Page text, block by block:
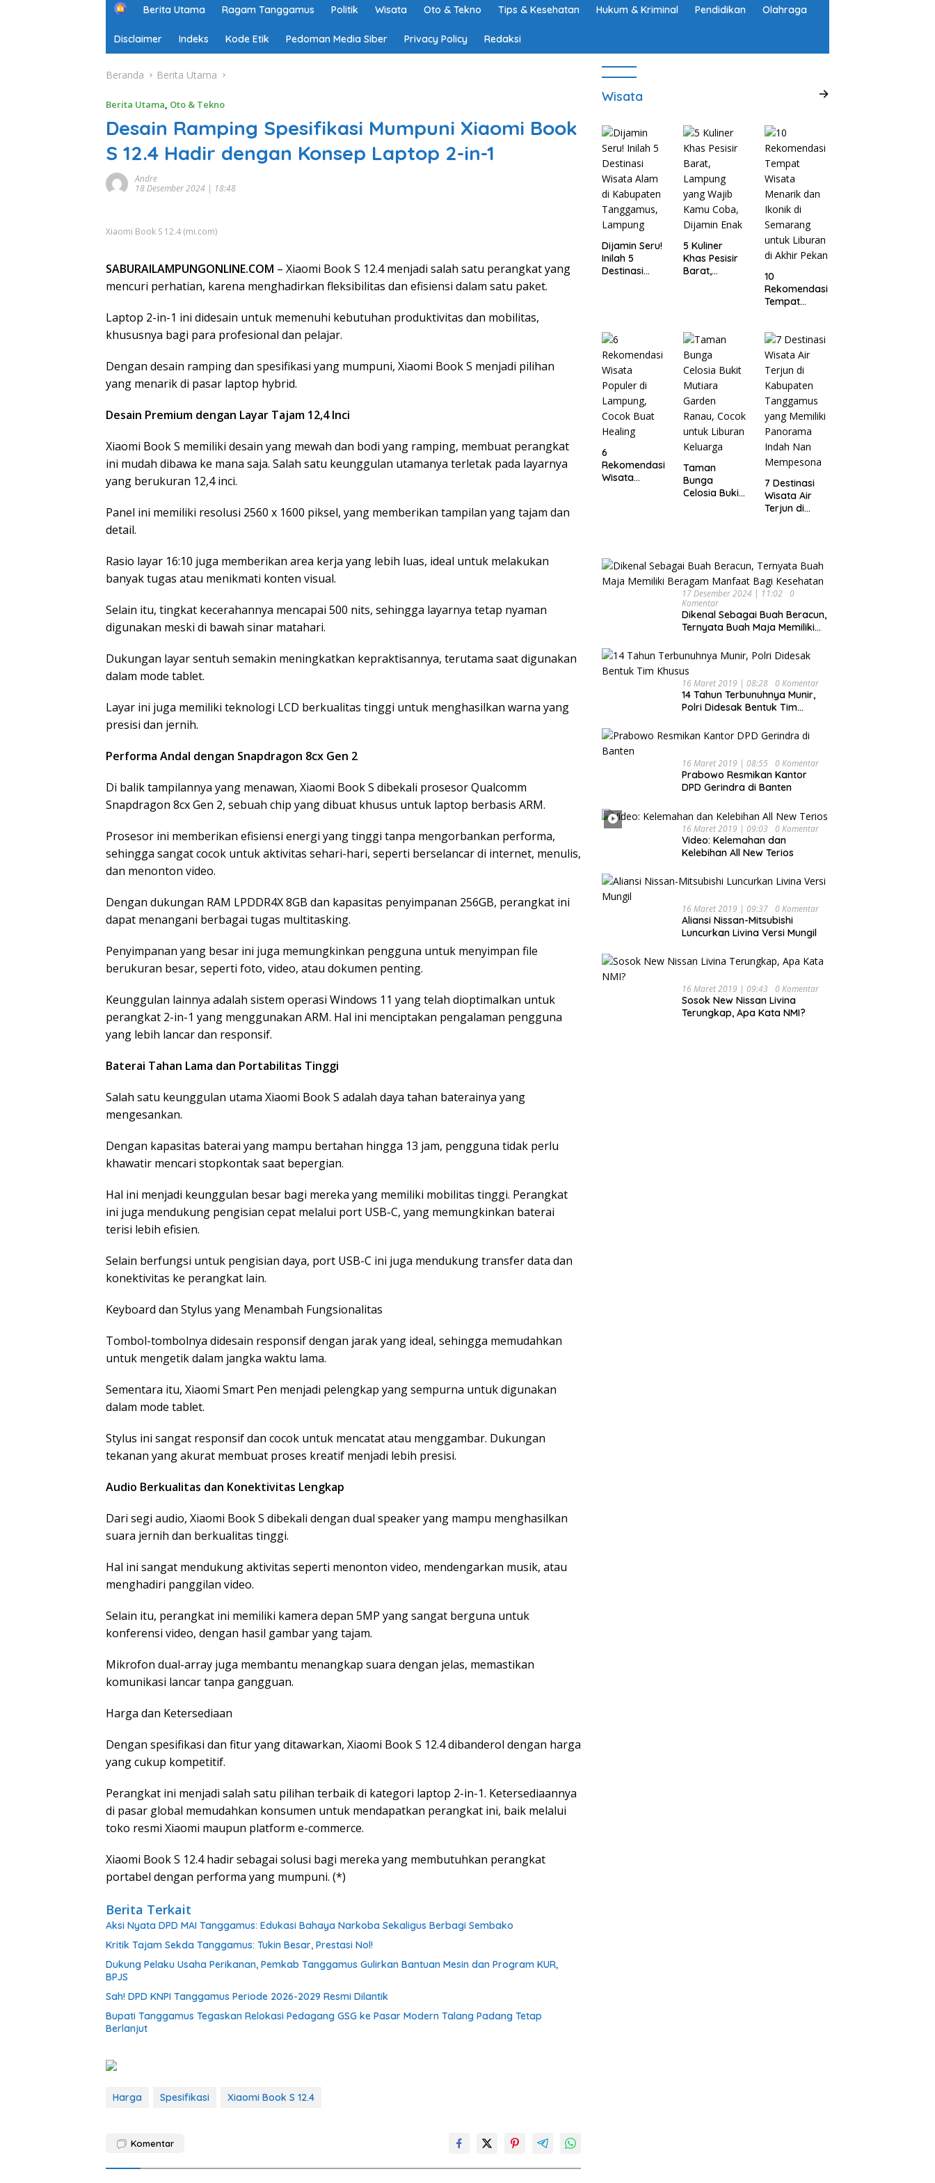
H
m
e
Berita Utama Ragam Tanggamus Politik Wisata Oto & Tekno Tips & Kesehatan Hukum & Kriminal Pendidikan Olahraga
Disclaimer Indeks Kode Etik Pedoman Media Siber Privacy Policy Redaksi
Beranda Berita Utama
Berita Utama Oto & Tekno
Desain Ramping Spesifikasi Mumpuni Xiaomi Book
S 12.4 Hadir dengan Konsep Laptop 2-in-1
Andre
18 Desember 2024 | 18:48
Xiaomi Book S 12.4 (mi.com)
SABURAILAMPUNGONLINE.COM – Xiaomi Book S 12.4 menjadi salah satu perangkat yang
mencuri perhatian, karena menghadirkan fleksibilitas dan efisiensi dalam satu paket.
Laptop 2-in-1 ini didesain untuk memenuhi kebutuhan produktivitas dan mobilitas,
khususnya bagi para profesional dan pelajar.
Dengan desain ramping dan spesifikasi yang mumpuni, Xiaomi Book S menjadi pilihan
yang menarik di pasar laptop hybrid.
Desain Premium dengan Layar Tajam 12,4 Inci
Xiaomi Book S memiliki desain yang mewah dan bodi yang ramping, membuat perangkat
ini mudah dibawa ke mana saja. Salah satu keunggulan utamanya terletak pada layarnya
yang berukuran 12,4 inci.
Panel ini memiliki resolusi 2560 x 1600 piksel, yang memberikan tampilan yang tajam dan
detail.
Rasio layar 16:10 juga memberikan area kerja yang lebih luas, ideal untuk melakukan
banyak tugas atau menikmati konten visual.
Selain itu, tingkat kecerahannya mencapai 500 nits, sehingga layarnya tetap nyaman
digunakan meski di bawah sinar matahari.
Dukungan layar sentuh semakin meningkatkan kepraktisannya, terutama saat digunakan
dalam mode tablet.
Layar ini juga memiliki teknologi LCD berkualitas tinggi untuk menghasilkan warna yang
presisi dan jernih.
Performa Andal dengan Snapdragon 8cx Gen 2
Di balik tampilannya yang menawan, Xiaomi Book S dibekali prosesor Qualcomm
Snapdragon 8cx Gen 2, sebuah chip yang dibuat khusus untuk laptop berbasis ARM.
Prosesor ini memberikan efisiensi energi yang tinggi tanpa mengorbankan performa,
sehingga sangat cocok untuk aktivitas sehari-hari, seperti berselancar di internet, menulis,
dan menonton video.
Dengan dukungan RAM LPDDR4X 8GB dan kapasitas penyimpanan 256GB, perangkat ini
dapat menangani berbagai tugas multitasking.
Penyimpanan yang besar ini juga memungkinkan pengguna untuk menyimpan file
berukuran besar, seperti foto, video, atau dokumen penting.
Keunggulan lainnya adalah sistem operasi Windows 11 yang telah dioptimalkan untuk
perangkat 2-in-1 yang menggunakan ARM. Hal ini menciptakan pengalaman pengguna
yang lebih lancar dan responsif.
Baterai Tahan Lama dan Portabilitas Tinggi
Salah satu keunggulan utama Xiaomi Book S adalah daya tahan baterainya yang
mengesankan.
Dengan kapasitas baterai yang mampu bertahan hingga 13 jam, pengguna tidak perlu
khawatir mencari stopkontak saat bepergian.
Hal ini menjadi keunggulan besar bagi mereka yang memiliki mobilitas tinggi. Perangkat
ini juga mendukung pengisian cepat melalui port USB-C, yang memungkinkan baterai
terisi lebih efisien.
Selain berfungsi untuk pengisian daya, port USB-C ini juga mendukung transfer data dan
konektivitas ke perangkat lain.
Keyboard dan Stylus yang Menambah Fungsionalitas
Tombol-tombolnya didesain responsif dengan jarak yang ideal, sehingga memudahkan
untuk mengetik dalam jangka waktu lama.
Sementara itu, Xiaomi Smart Pen menjadi pelengkap yang sempurna untuk digunakan
dalam mode tablet.
Stylus ini sangat responsif dan cocok untuk mencatat atau menggambar. Dukungan
tekanan yang akurat membuat proses kreatif menjadi lebih presisi.
Audio Berkualitas dan Konektivitas Lengkap
Dari segi audio, Xiaomi Book S dibekali dengan dual speaker yang mampu menghasilkan
suara jernih dan berkualitas tinggi.
Hal ini sangat mendukung aktivitas seperti menonton video, mendengarkan musik, atau
menghadiri panggilan video.
Selain itu, perangkat ini memiliki kamera depan 5MP yang sangat berguna untuk
konferensi video, dengan hasil gambar yang tajam.
Mikrofon dual-array juga membantu menangkap suara dengan jelas, memastikan
komunikasi lancar tanpa gangguan.
Harga dan Ketersediaan
Dengan spesifikasi dan fitur yang ditawarkan, Xiaomi Book S 12.4 dibanderol dengan harga
yang cukup kompetitif.
Perangkat ini menjadi salah satu pilihan terbaik di kategori laptop 2-in-1. Ketersediaannya
di pasar global memudahkan konsumen untuk mendapatkan perangkat ini, baik melalui
toko resmi Xiaomi maupun platform e-commerce.
Xiaomi Book S 12.4 hadir sebagai solusi bagi mereka yang membutuhkan perangkat
portabel dengan performa yang mumpuni. (*)
Berita Terkait
Aksi Nyata DPD MAI Tanggamus: Edukasi Bahaya Narkoba Sekaligus Berbagi Sembako
Kritik Tajam Sekda Tanggamus: Tukin Besar, Prestasi Nol!
Dukung Pelaku Usaha Perikanan, Pemkab Tanggamus Gulirkan Bantuan Mesin dan Program KUR,
BPJS
Sah! DPD KNPI Tanggamus Periode 2026-2029 Resmi Dilantik
Bupati Tanggamus Tegaskan Relokasi Pedagang GSG ke Pasar Modern Talang Padang Tetap
Berlanjut
Harga Spesifikasi Xiaomi Book S 12.4
Komentar
Wisata
Dijamin Seru!
Inilah 5
Destinasi
5 Kuliner
Khas Pesisir
Barat,
10
Rekomendasi
Tempat
Ikonik di
Semarang
untuk Liburan
di Akhir
Pekan
6
Rekomendasi
Wisata
Taman
Bunga
Celosia Bukit
7 Destinasi
Wisata Air
Terjun di
Indah Nan
Mempesona
17 Desember 2024 | 11:02
0
Komentar
Dikenal Sebagai Buah Beracun,
Ternyata Buah Maja Memiliki
Kesehatan
16 Maret 2019 | 08:28 0 Komentar
14 Tahun Terbunuhnya Munir,
Polri Didesak Bentuk Tim
16 Maret 2019 | 08:55 0 Komentar
Prabowo Resmikan Kantor
DPD Gerindra di Banten
16 Maret 2019 | 09:03 0 Komentar
Video: Kelemahan dan
Kelebihan All New Terios
16 Maret 2019 | 09:37 0 Komentar
Aliansi Nissan-Mitsubishi
Luncurkan Livina Versi Mungil
16 Maret 2019 | 09:43 0 Komentar
Sosok New Nissan Livina
Terungkap, Apa Kata NMI?